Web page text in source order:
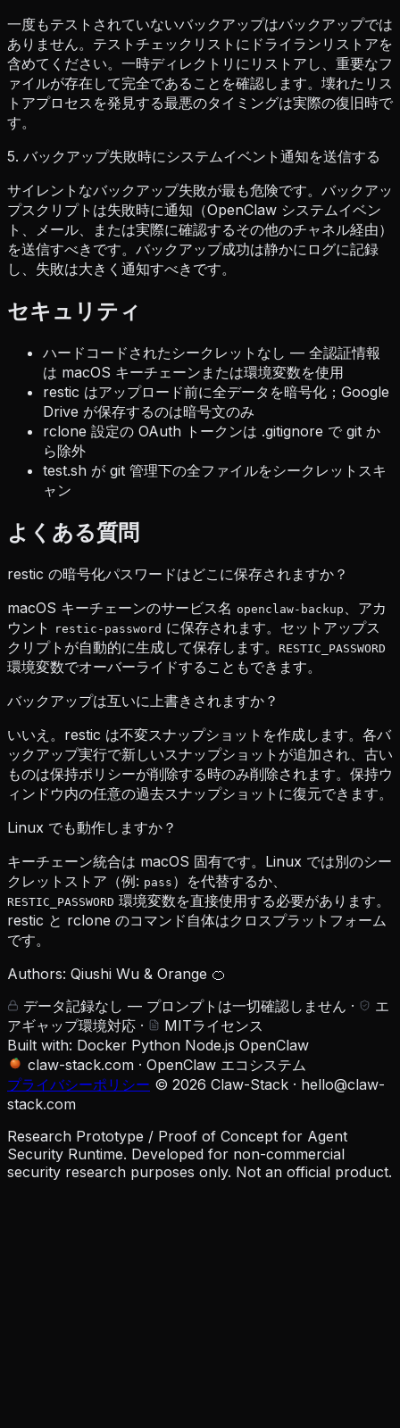
一度もテストされていないバックアップはバックアップでは
ありません。テストチェックリストにドライランリストアを
含めてください。一時ディレクトリにリストアし、重要なフ
ァイルが存在して完全であることを確認します。壊れたリス
トアプロセスを発見する最悪のタイミングは実際の復旧時で
す。
5. バックアップ失敗時にシステムイベント通知を送信する
サイレントなバックアップ失敗が最も危険です。バックアッ
プスクリプトは失敗時に通知（OpenClaw システムイベン
ト、メール、または実際に確認するその他のチャネル経由）
を送信すべきです。バックアップ成功は静かにログに記録
し、失敗は大きく通知すべきです。
セキュリティ
ハードコードされたシークレットなし — 全認証情報
は macOS キーチェーンまたは環境変数を使用
restic はアップロード前に全データを暗号化；Google
Drive が保存するのは暗号文のみ
rclone 設定の OAuth トークンは .gitignore で git か
ら除外
test.sh が git 管理下の全ファイルをシークレットスキ
ャン
よくある質問
restic の暗号化パスワードはどこに保存されますか？
macOS キーチェーンのサービス名 openclaw-backup
、アカ
ウント
restic-password に保存されます。セットアップス
クリプトが自動的に生成して保存します。
RESTIC_PASSWORD
環境変数でオーバーライドすることもできます。
バックアップは互いに上書きされますか？
いいえ。restic は不変スナップショットを作成します。各バ
ックアップ実行で新しいスナップショットが追加され、古い
ものは保持ポリシーが削除する時のみ削除されます。保持ウ
ィンドウ内の任意の過去スナップショットに復元できます。
Linux でも動作しますか？
キーチェーン統合は macOS 固有です。Linux では別のシー
クレットストア（例: pass ）を代替するか、
RESTIC_PASSWORD 環境変数を直接使用する必要があります。
restic と rclone のコマンド自体はクロスプラットフォーム
です。
Authors: Qiushi Wu & Orange 🍊
データ記録なし — プロンプトは一切確認しません ·
エ
アギャップ環境対応 ·
MITライセンス
Built with: Docker Python Node.js OpenClaw
claw-stack.com · OpenClaw エコシステム
プライバシーポリシー © 2026 Claw-Stack · hello@claw-
stack.com
Research Prototype / Proof of Concept for Agent
Security Runtime. Developed for non-commercial
security research purposes only. Not an official product.